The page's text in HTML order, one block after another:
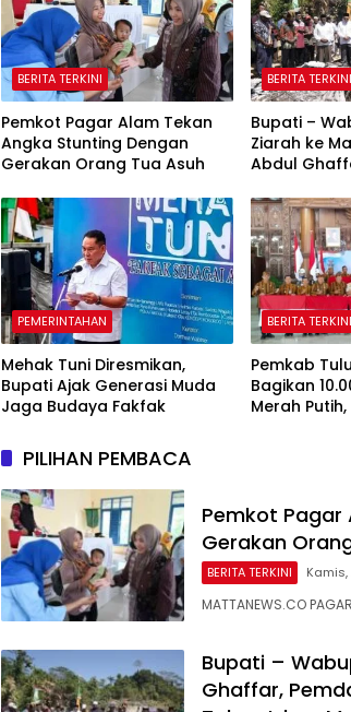
BERITA TERKINI
Pemkot Pagar Alam Tekan
Angka Stunting Dengan
Gerakan Orang Tua Asuh
BERITA TERKINI
Bupati –
Ziarah ke
Abdul
Peringatan
Masuk
PEMERINTAHAN
Mehak Tuni Diresmikan,
Bupati Ajak Generasi Muda
Jaga Budaya Fakfak
BERITA TERKINI
Pemkab
Bagikan
Merah
PILIHAN PEMBACA
Pemkot Pagar
Gerakan
BERITA TERKINI
MATTANEWS.CO
Bupati –
Ghaffar,